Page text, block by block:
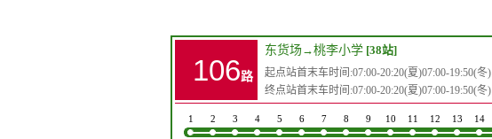
106路
东货场→桃李小学 [38站]
起点站首末车时间:07:00-20:20(夏)07:00-19:50(冬)
终点站首末车时间:07:00-20:20(夏)07:00-19:50(冬)
1 2 3 4 5 6 7 8 9 10 11 12 13 14